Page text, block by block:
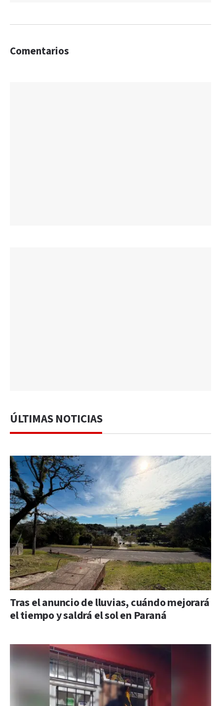
Comentarios
ÚLTIMAS NOTICIAS
Tras el anuncio de lluvias, cuándo mejorará
el tiempo y saldrá el sol en Paraná